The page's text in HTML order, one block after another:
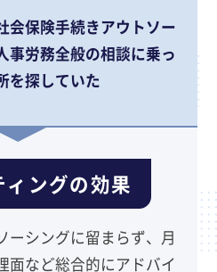
会保険手続きアウトソー
事労務全般の相談に乗っ
を探していた
ィングの効果
ーシングに留まらず、月
面など総合的にアドバイ